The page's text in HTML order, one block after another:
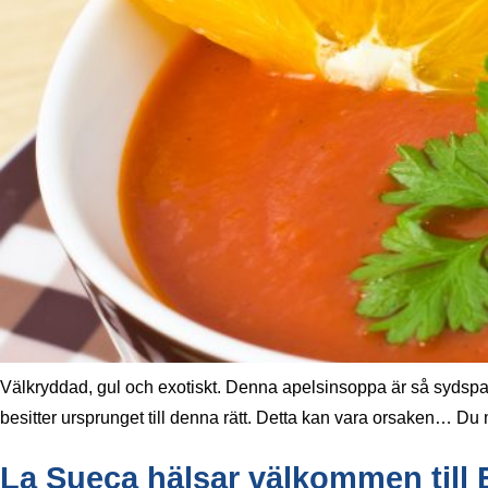
Välkryddad, gul och exotiskt. Denna apelsinsoppa är så
besitter ursprunget till denna rätt. Detta kan vara orsaken…
La Sueca hälsar välkommen till